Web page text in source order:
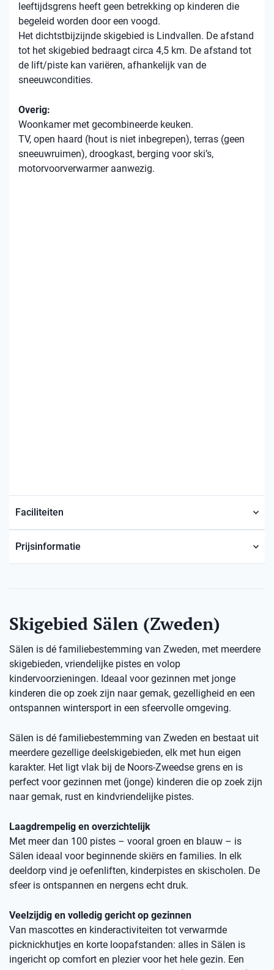
leeftijdsgrens heeft geen betrekking op kinderen die
begeleid worden door een voogd.
Het dichtstbijzijnde skigebied is Lindvallen. De afstand
tot het skigebied bedraagt ​​circa 4,5 km. De afstand tot
de lift/piste kan variëren, afhankelijk van de
sneeuwcondities.
Overig:
Woonkamer met gecombineerde keuken.
TV, open haard (hout is niet inbegrepen), terras (geen
sneeuwruimen), droogkast, berging voor ski’s,
motorvoorverwarmer aanwezig.
Faciliteiten
Prijsinformatie
Skigebied Sälen (Zweden)
Sälen is dé familiebestemming van Zweden, met meerdere
skigebieden, vriendelijke pistes en volop
kindervoorzieningen. Ideaal voor gezinnen met jonge
kinderen die op zoek zijn naar gemak, gezelligheid en een
ontspannen wintersport in een sfeervolle omgeving.
Sälen is dé familiebestemming van Zweden en bestaat uit
meerdere gezellige deelskigebieden, elk met hun eigen
karakter. Het ligt vlak bij de Noors-Zweedse grens en is
perfect voor gezinnen met (jonge) kinderen die op zoek zijn
naar gemak, rust en kindvriendelijke pistes.
Laagdrempelig en overzichtelijk
Met meer dan 100 pistes – vooral groen en blauw – is
Sälen ideaal voor beginnende skiërs en families. In elk
deeldorp vind je oefenliften, kinderpistes en skischolen. De
sfeer is ontspannen en nergens echt druk.
Veelzijdig en volledig gericht op gezinnen
Van mascottes en kinderactiviteiten tot verwarmde
picknickhutjes en korte loopafstanden: alles in Sälen is
ingericht op comfort en plezier voor het hele gezin. Een